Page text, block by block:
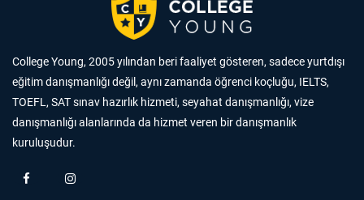
College Young, 2005 yılından beri faaliyet gösteren, sadece yurtdışı
eğitim danışmanlığı değil, aynı zamanda öğrenci koçluğu, IELTS,
TOEFL, SAT sınav hazırlık hizmeti, seyahat danışmanlığı, vize
danışmanlığı alanlarında da hizmet veren bir danışmanlık
kuruluşudur.